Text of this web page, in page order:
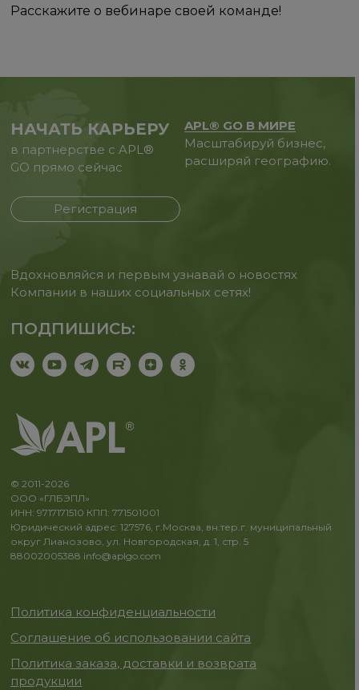
Расскажите о вебинаре своей команде!
НАЧАТЬ КАРЬЕРУ
в партнерстве с APL®
GO прямо сейчас
Регистрация
APL® GO В МИРЕ
Масштабируй бизнес,
расширяй географию.
Вдохновляйся и первым узнавай о новостях
Компании в наших социальных сетях!
ПОДПИШИСЬ:
© 2011-2026
ООО «ГЛБЭПЛ»
ИНН: 9717171510 КПП: 771501001
Юридический адрес: 127576, г.Москва, вн.тер.г. муниципальный
округ Лианозово, ул. Новгородская, д. 1, стр. 5
88002005388 info@aplgo.com
Политика конфиденциальности
Соглашение об использовании сайта
Политика заказа, доставки и возврата
продукции